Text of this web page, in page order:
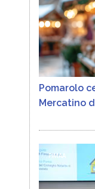
Pomarolo
Mercatino
FIMAA